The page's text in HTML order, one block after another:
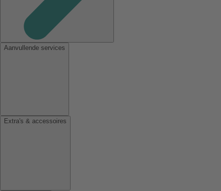
Aanvullende services
Extra's & accessoires